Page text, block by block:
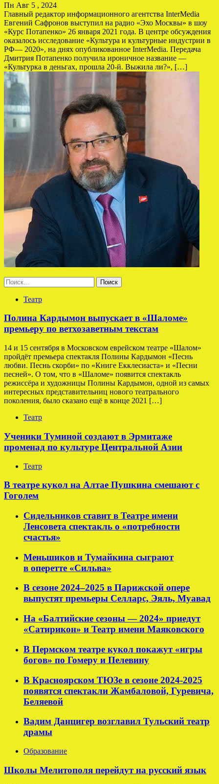
Пн Авг 5 , 2024
Главный редактор информационного агентства InterMedia
Евгений Сафронов выступил на радио «Эхо Москвы» в шоу
«Курс Потапенко» 26 января 2021 года. В центре обсуждения
оказалось исследование «Культура и культурные индустрии в
РФ— 2020», на днях опубликованное InterMedia. Передача
Дмитрия Потапенко получила ироничное название —
«Культурка в деньгах, прошла 20-й. Выжила ли?», […]
Найти:
Театр
Полина Кардымон выпускает в «Шаломе»
премьеру по ветхозаветным текстам
14 и 15 сентября в Московском еврейском театре «Шалом»
пройдёт премьера спектакля Полины Кардымон «Песнь
любви. Песнь скорби» по «Книге Екклесиаста» и «Песни
песней». О том, что в «Шаломе» появится спектакль
режиссёра и художницы Полины Кардымон, одной из самых
интересных представительниц нового театрального
поколения, было сказано ещё в конце 2021 […]
Театр
Ученики Туминой создают в Эрмитаже
променад по культуре Центральной Азии
Театр
В театре кукол на Алтае Пушкина смешают с
Гоголем
Сидельников ставит в Театре имени
Ленсовета спектакль о «потребности
счастья»
Меньшиков и Тумайкина сыграют
в оперетте «Сильва»
В сезоне 2024–2025 в Парижской опере
выпустят премьеры Селларс, Эяль, Муавад
На «Балтийские сезоны — 2024» приедут
«Сатирикон» и Театр имени Маяковского
В Пермском театре кукол покажут «игры
богов» по Гомеру и Пелевину
В Красноярском ТЮЗе в сезоне 2024-2025
появятся спектакли Жамбаловой, Гуревича,
Беляевой
Вадим Данцигер возглавил Тульский театр
драмы
Образование
Школы Мелитополя перейдут на русский язык